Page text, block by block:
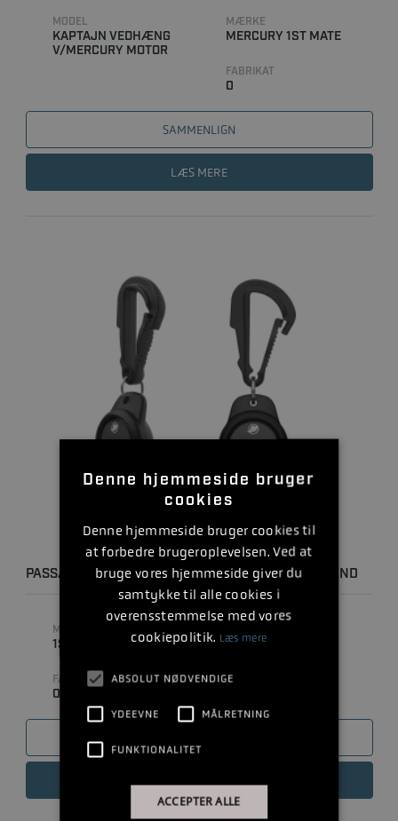
MODEL
KAPTAJN VEDHÆNG
V/MERCURY MOTOR
MÆRKE
MERCURY 1ST MATE
FABRIKAT
0
SAMMENLIGN
LÆS MERE
PASSAGER FOB KIT (SORT, TIL ANDRE MOTORER END
MODEL
1ST MATE PASSAGER MERCURY
FABRIKAT
0
Denne hjemmeside bruger
cookies
Denne hjemmeside bruger cookies til
at forbedre brugeroplevelsen. Ved at
bruge vores hjemmeside giver du
samtykke til alle cookies i
overensstemmelse med vores
cookiepolitik. Læs mere
ABSOLUT NØDVENDIGE
YDEEVNE MÅLRETNING
FUNKTIONALITET
ACCEPTER ALLE